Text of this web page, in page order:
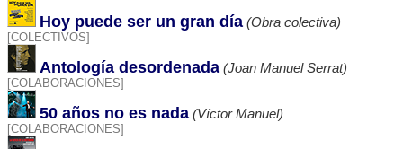
Hoy puede ser un gran día (Obra colectiva)
[COLECTIVOS]
Antología desordenada (Joan Manuel Serrat)
[COLABORACIONES]
50 años no es nada (Víctor Manuel)
[COLABORACIONES]